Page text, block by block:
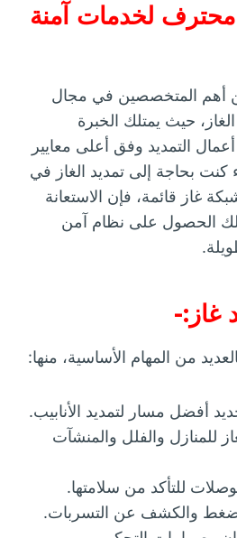
محترف لخدمات آمنة
أهم المتخصصين في مجال
حيث يمتلك الخبرة
أعمال التمديد وفق أعلى معايير
كنت بحاجة إلى تمديد الغاز في
غاز قائمة، فإن الاستعانة
الحصول على نظام آمن
غاز:-
من المهام الأساسية، منها:
أفضل مسار لتمديد الأنابيب.
للمنازل والفلل والمنشآت
للتأكد من سلامتها.
والكشف عن التسربات.